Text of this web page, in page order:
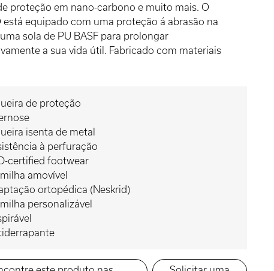
proteção em nano-carbono e muito mais. O
está equipado com uma proteção á abrasão na
sola de PU BASF para prolongar
a sua vida útil. Fabricado com materiais
de proteção
isenta de metal
à perfuração
certified footwear
amovível
ortopédica (Neskrid)
personalizável